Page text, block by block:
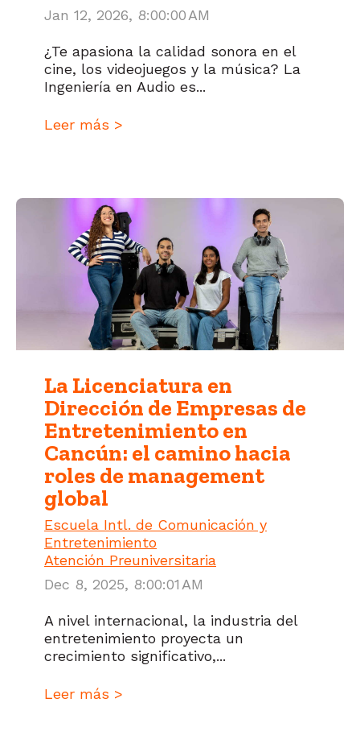
Jan 12, 2026, 8:00:00 AM
¿Te apasiona la calidad sonora en el
cine, los videojuegos y la música? La
Ingeniería en Audio es...
Leer más >
La Licenciatura en
Dirección de Empresas de
Entretenimiento en
Cancún: el camino hacia
roles de management
global
Escuela Intl. de Comunicación y
Entretenimiento
Atención Preuniversitaria
Dec 8, 2025, 8:00:01 AM
A nivel internacional, la industria del
entretenimiento proyecta un
crecimiento significativo,...
Leer más >